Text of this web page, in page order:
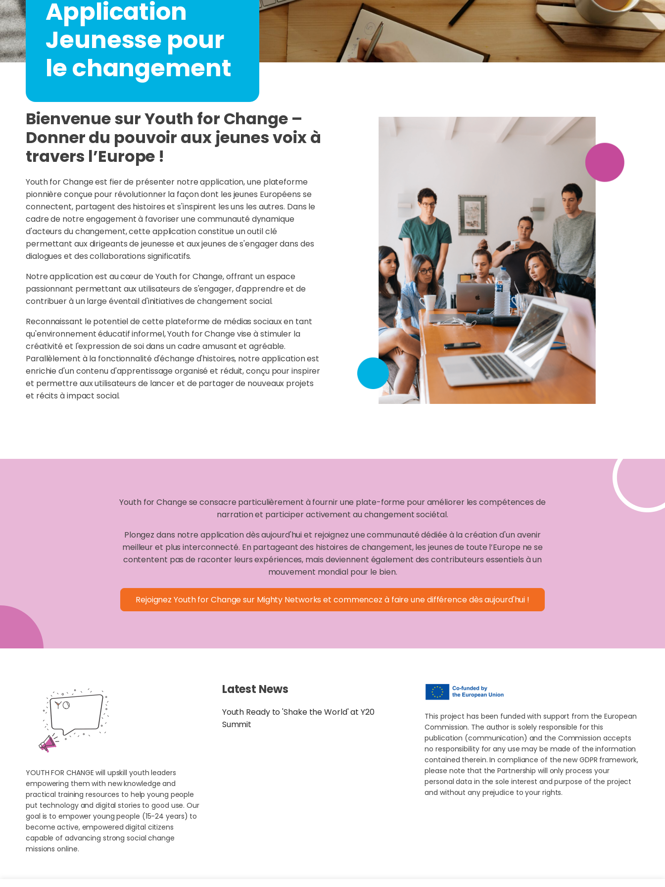
Application
Jeunesse pour
le changement
Bienvenue sur Youth for Change –
Donner du pouvoir aux jeunes voix à
travers l’Europe !
Youth for Change est fier de présenter notre application, une plateforme
pionnière conçue pour révolutionner la façon dont les jeunes Européens se
connectent, partagent des histoires et s'inspirent les uns les autres. Dans le
cadre de notre engagement à favoriser une communauté dynamique
d'acteurs du changement, cette application constitue un outil clé
permettant aux dirigeants de jeunesse et aux jeunes de s'engager dans des
dialogues et des collaborations significatifs.
Notre application est au cœur de Youth for Change, offrant un espace
passionnant permettant aux utilisateurs de s'engager, d'apprendre et de
contribuer à un large éventail d'initiatives de changement social.
Reconnaissant le potentiel de cette plateforme de médias sociaux en tant
qu'environnement éducatif informel, Youth for Change vise à stimuler la
créativité et l'expression de soi dans un cadre amusant et agréable.
Parallèlement à la fonctionnalité d'échange d'histoires, notre application est
enrichie d'un contenu d'apprentissage organisé et réduit, conçu pour inspirer
et permettre aux utilisateurs de lancer et de partager de nouveaux projets
et récits à impact social.
Youth for Change se consacre particulièrement à fournir une plate-forme pour améliorer les compétences de
narration et participer activement au changement sociétal.
Plongez dans notre application dès aujourd'hui et rejoignez une communauté dédiée à la création d'un avenir
meilleur et plus interconnecté. En partageant des histoires de changement, les jeunes de toute l’Europe ne se
contentent pas de raconter leurs expériences, mais deviennent également des contributeurs essentiels à un
mouvement mondial pour le bien.
Rejoignez Youth for Change sur Mighty Networks et commencez à faire une différence dès aujourd'hui !
YOUTH FOR CHANGE will upskill youth leaders
empowering them with new knowledge and
practical training resources to help young people
put technology and digital stories to good use. Our
goal is to empower young people (15-24 years) to
become active, empowered digital citizens
capable of advancing strong social change
missions online.
Latest News
Youth Ready to 'Shake the World' at Y20
Summit
This project has been funded with support from the European
Commission. The author is solely responsible for this
publication (communication) and the Commission accepts
no responsibility for any use may be made of the information
contained therein. In compliance of the new GDPR framework,
please note that the Partnership will only process your
personal data in the sole interest and purpose of the project
and without any prejudice to your rights.